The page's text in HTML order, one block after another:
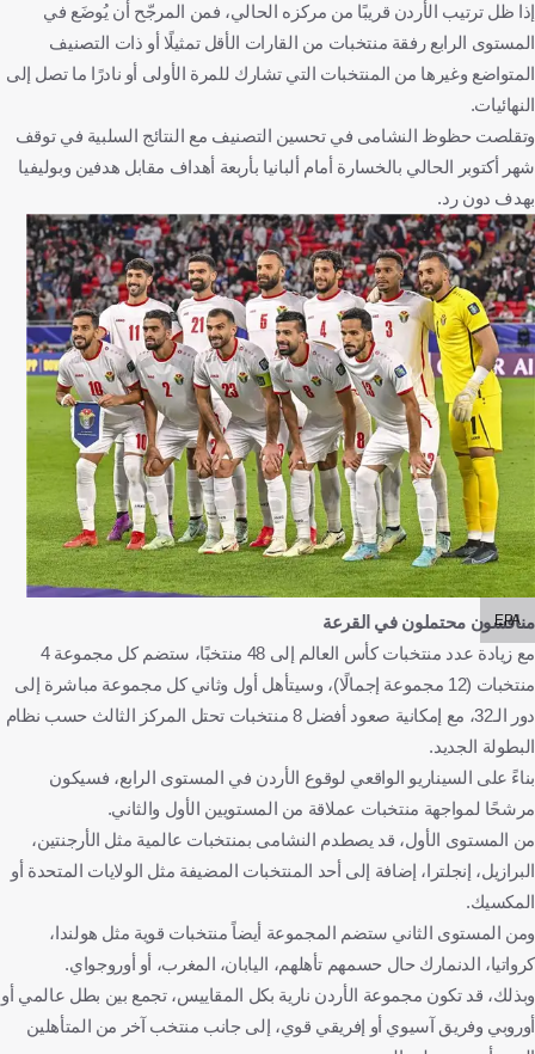
إذا ظل ترتيب الأردن قريبًا من مركزه الحالي، فمن المرجّح أن يُوضَع في
المستوى الرابع رفقة منتخبات من القارات الأقل تمثيلًا أو ذات التصنيف
المتواضع وغيرها من المنتخبات التي تشارك للمرة الأولى أو نادرًا ما تصل إلى
النهائيات.
وتقلصت حظوظ النشامى في تحسين التصنيف مع النتائج السلبية في توقف
شهر أكتوبر الحالي بالخسارة أمام ألبانيا بأربعة أهداف مقابل هدفين وبوليفيا
بهدف دون رد.
EPA
منافسون محتملون في القرعة
مع زيادة عدد منتخبات كأس العالم إلى 48 منتخبًا، ستضم كل مجموعة 4
منتخبات (12 مجموعة إجمالًا)، وسيتأهل أول وثاني كل مجموعة مباشرة إلى
دور الـ32، مع إمكانية صعود أفضل 8 منتخبات تحتل المركز الثالث حسب نظام
البطولة الجديد.
بناءً على السيناريو الواقعي لوقوع الأردن في المستوى الرابع، فسيكون
مرشحًا لمواجهة منتخبات عملاقة من المستويين الأول والثاني.
من المستوى الأول، قد يصطدم النشامى بمنتخبات عالمية مثل الأرجنتين،
البرازيل، إنجلترا، إضافة إلى أحد المنتخبات المضيفة مثل الولايات المتحدة أو
المكسيك.
ومن المستوى الثاني ستضم المجموعة أيضاً منتخبات قوية مثل هولندا،
كرواتيا، الدنمارك حال حسمهم تأهلهم، اليابان، المغرب، أو أوروجواي.
وبذلك، قد تكون مجموعة الأردن نارية بكل المقاييس، تجمع بين بطل عالمي أو
أوروبي وفريق آسيوي أو إفريقي قوي، إلى جانب منتخب آخر من المتأهلين